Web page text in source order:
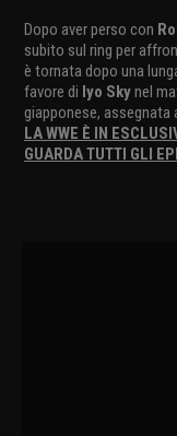
Dopo aver perso con
subito sul ring per
è tornata dopo una
favore di Iyo Skynel
giapponese,
LA WWE È IN
GUARDA TUTTI GLI